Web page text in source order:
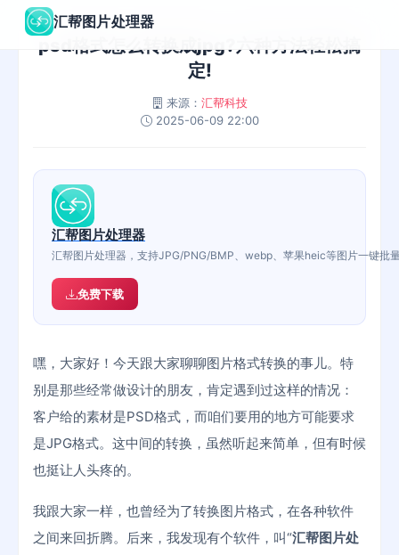
汇帮图片处理器
psd格式怎么转换成jpg?六种方法轻松搞
定!
来源： 汇帮科技
2025-06-09 22:00
汇帮图片处理器
汇帮图片处理器，支持JPG/PNG/BMP、webp、苹果heic等图片一键批
免费下载
嘿，大家好！今天跟大家聊聊图片格式转换的事儿。特
别是那些经常做设计的朋友，肯定遇到过这样的情况：
客户给的素材是PSD格式，而咱们要用的地方可能要求
是JPG格式。这中间的转换，虽然听起来简单，但有时候
也挺让人头疼的。
我跟大家一样，也曾经为了转换图片格式，在各种软件
之间来回折腾。后来，我发现有个软件，叫“汇帮图片处